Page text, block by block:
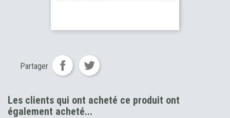
Partager
Les clients qui ont acheté ce produit ont
également acheté...